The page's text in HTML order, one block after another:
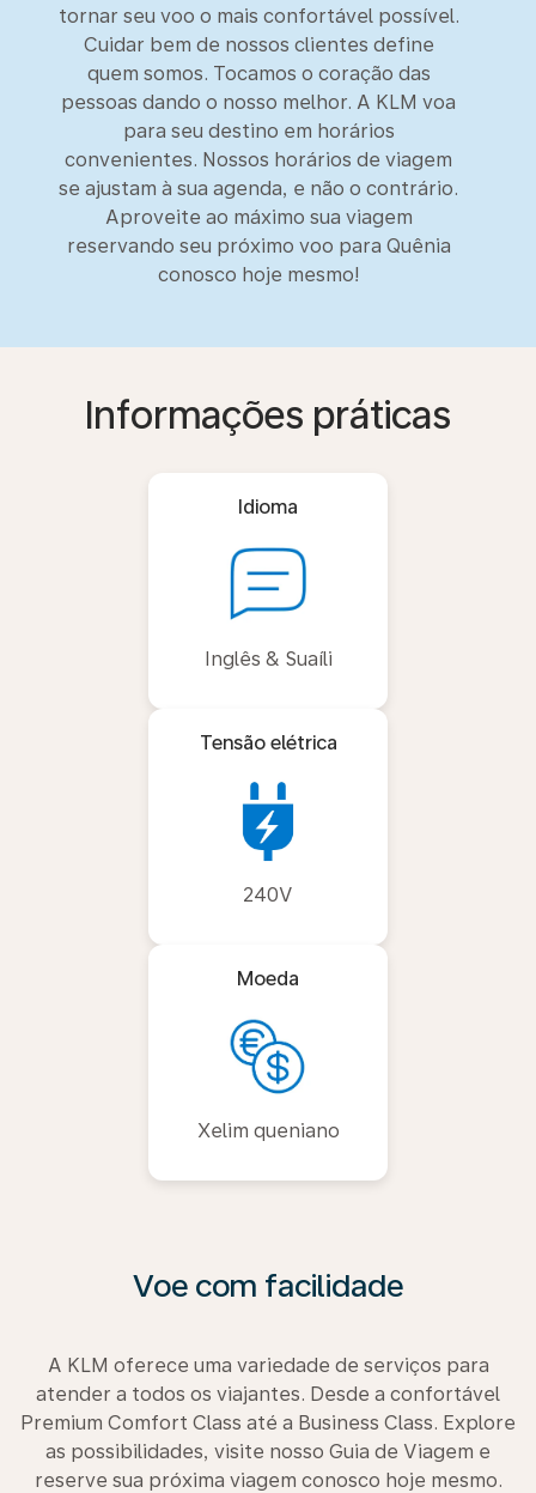
tornar seu voo o mais confortável possível.
Cuidar bem de nossos clientes define
quem somos. Tocamos o coração das
pessoas dando o nosso melhor. A KLM voa
para seu destino em horários
convenientes. Nossos horários de viagem
se ajustam à sua agenda, e não o contrário.
Aproveite ao máximo sua viagem
reservando seu próximo voo para Quênia
conosco hoje mesmo!
Informações práticas
Idioma
Inglês & Suaíli
Tensão elétrica
240V
Moeda
Xelim queniano
Voe com facilidade
A KLM oferece uma variedade de serviços para
atender a todos os viajantes. Desde a confortável
Premium Comfort Class até a Business Class. Explore
as possibilidades, visite nosso Guia de Viagem e
reserve sua próxima viagem conosco hoje mesmo.